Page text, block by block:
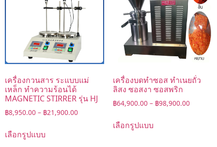
เครื่องกวนสาร ระแบบแม่
เหล็ก ทำความร้อนได้
MAGNETIC STIRRER รุ่น HJ
฿8,950.00 – ฿21,900.00
เลือกรูปแบบ
เครื่องบดทำซอส ทำเนยถั่ว
ลิสง ซอสงา ซอสพริก
฿64,900.00 – ฿98,900.00
เลือกรูปแบบ